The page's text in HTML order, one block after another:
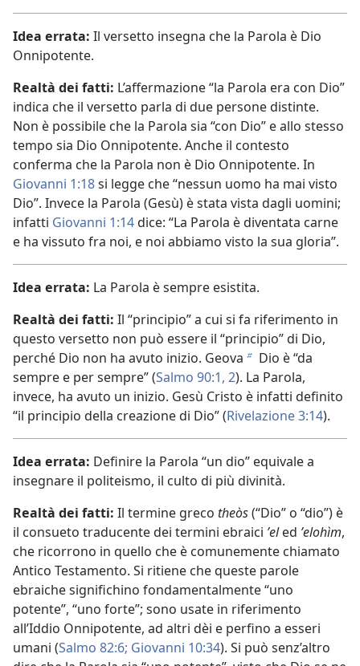
Idea errata: Il versetto insegna che la Parola è Dio
Onnipotente.
Realtà dei fatti: L’affermazione “la Parola era con Dio”
indica che il versetto parla di due persone distinte.
Non è possibile che la Parola sia “con Dio” e allo stesso
tempo sia Dio Onnipotente. Anche il contesto
conferma che la Parola non è Dio Onnipotente. In
Giovanni 1:18si legge che “nessun uomo ha mai visto
Dio”. Invece la Parola (Gesù) è stata vista dagli uomini;
infatti Giovanni 1:14dice: “La Parola è diventata carne
e ha vissuto fra noi, e noi abbiamo visto la sua gloria”.
Idea errata: La Parola è sempre esistita.
Realtà dei fatti: Il “principio” a cui si fa riferimento in
questo versetto non può essere il “principio” di Dio,
perché Dio non ha avuto inizio. Geova b Dio è “da
sempre e per sempre” (Salmo 90:1, 2). La Parola,
invece, ha avuto un inizio. Gesù Cristo è infatti definito
“il principio della creazione di Dio” (Rivelazione 3:14).
Idea errata: Definire la Parola “un dio” equivale a
insegnare il politeismo, il culto di più divinità.
Realtà dei fatti: Il termine greco theòs(“Dio” o “dio”) è
il consueto traducente dei termini ebraici ʼeled ʼelohìm,
che ricorrono in quello che è comunemente chiamato
Antico Testamento. Si ritiene che queste parole
ebraiche significhino fondamentalmente “uno
potente”, “uno forte”; sono usate in riferimento
all’Iddio Onnipotente, ad altri dèi e perfino a esseri
umani (Salmo 82:6; Giovanni 10:34). Si può senz’altro